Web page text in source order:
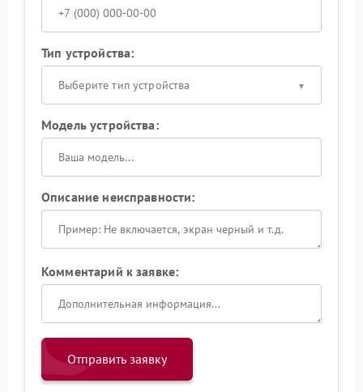
Тип устройства:
Выберите тип устройства
Модель устройства:
Описание неисправности:
Комментарий к заявке:
Отправить заявку